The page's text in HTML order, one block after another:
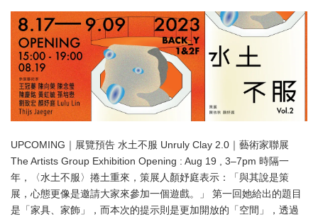
UPCOMING｜展覽預告 水土不服 Unruly Clay 2.0｜藝術家聯展
The Artists Group Exhibition Opening : Aug 19 , 3–7pm 時隔一
年，〈水土不服〉捲土重來，策展人顏妤庭表示：「與其說是策
展，心態更像是邀請大家來參加一個遊戲。」 第一回她給出的題目
是「家具、家飾」，而本次的提示則是更加開放的「空間」，透過